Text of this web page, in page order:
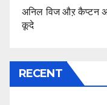
अनिल विज औऱ कैप्टन
कूदे
RECENT